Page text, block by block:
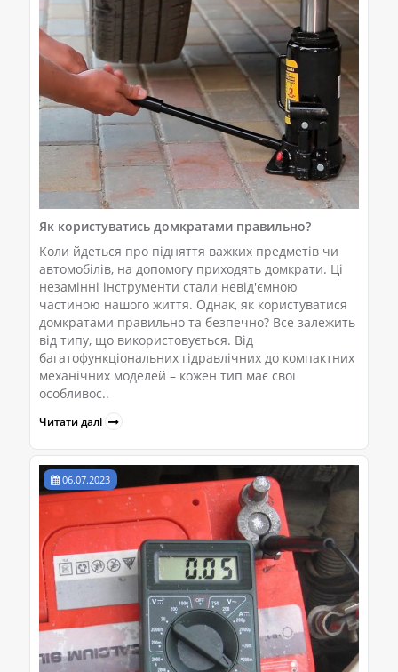
Як користуватись домкратами правильно?
Коли йдеться про підняття важких предметів чи
автомобілів, на допомогу приходять домкрати. Ці
незамінні інструменти стали невід'ємною
частиною нашого життя. Однак, як користуватися
домкратами правильно та безпечно? Все залежить
від типу, що використовується. Від
багатофункціональних гідравлічних до компактних
механічних моделей – кожен тип має свої
особливос..
Читати далі
06.07.2023